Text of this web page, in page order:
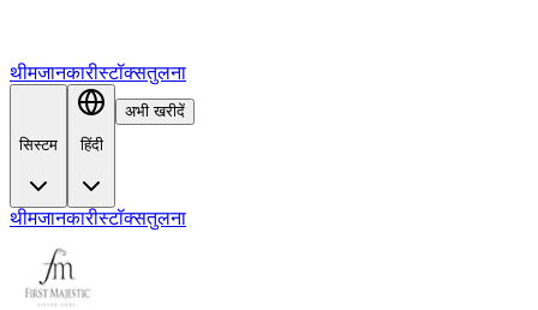
थीमजानकारीस्टॉक्सतुलना
सिस्टम हिंदी
अभी खरीदें
थीमजानकारीस्टॉक्सतुलना